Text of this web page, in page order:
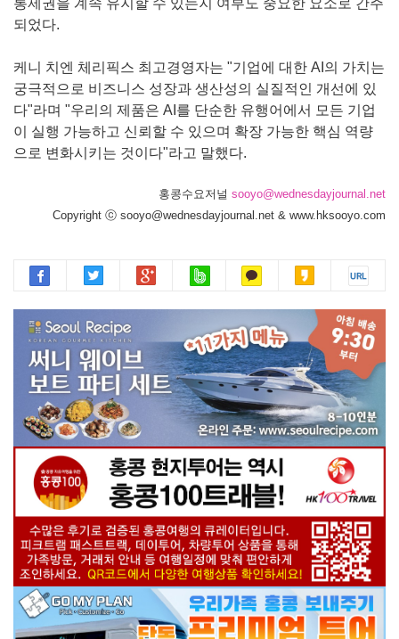
되었다.
케니 치엔 체리픽스 최고경영자는 "기업에 대한 AI의 가치는
궁극적으로 비즈니스 성장과 생산성의 실질적인 개선에 있
다"라며 "우리의 제품은 AI를 단순한 유행어에서 모든 기업
이 실행 가능하고 신뢰할 수 있으며 확장 가능한 핵심 역량
으로 변화시키는 것이다"라고 말했다.
홍콩수요저널 sooyo@wednesdayjournal.net
Copyright ⓒ sooyo@wednesdayjournal.net & www.hksooyo.com